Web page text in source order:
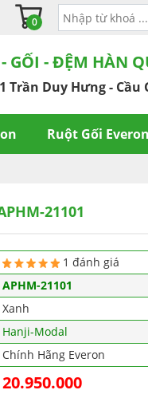
0
GỐI - ĐỆM HÀN
Trần Duy Hưng - Cầu
Ruột Gối Everon
21101
1 đánh giá
APHM-21101
Xanh
Hanji-Modal
Chính Hãng Everon
20.950.000